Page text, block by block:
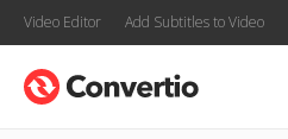
Video Editor Add Subtitles to Video